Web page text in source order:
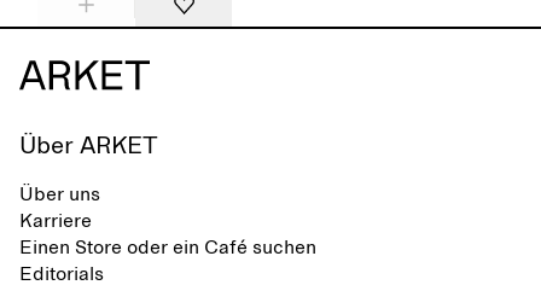
Über ARKET
Über uns
Karriere
Einen Store oder ein Café suchen
Editorials